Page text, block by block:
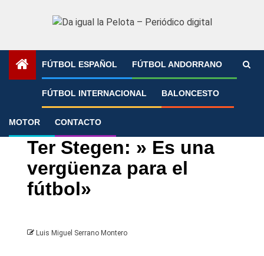
FÚTBOL ESPAÑOL FÚTBOL ANDORRANO
FÚTBOL INTERNACIONAL BALONCESTO
MOTOR CONTACTO
»
FC Barcelona LaLiga
Ter Stegen: » Es una
vergüenza para el
fútbol»
Luis Miguel Serrano Montero